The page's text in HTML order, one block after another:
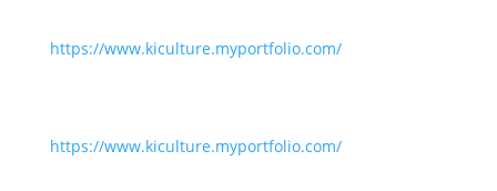
https://www.kiculture.myportfolio.com/
https://www.kiculture.myportfolio.com/